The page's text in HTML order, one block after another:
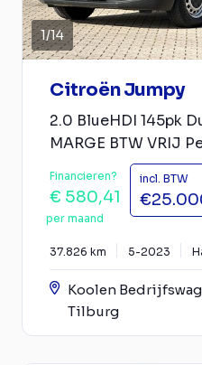
1/14
Citroën Jumpy
2.0 BlueHDI 145pk
MARGE BTW VRIJ
Financieren?
€ 580,41
per maand
incl. BTW
37.826 km 5-2023
Koolen
Tilburg